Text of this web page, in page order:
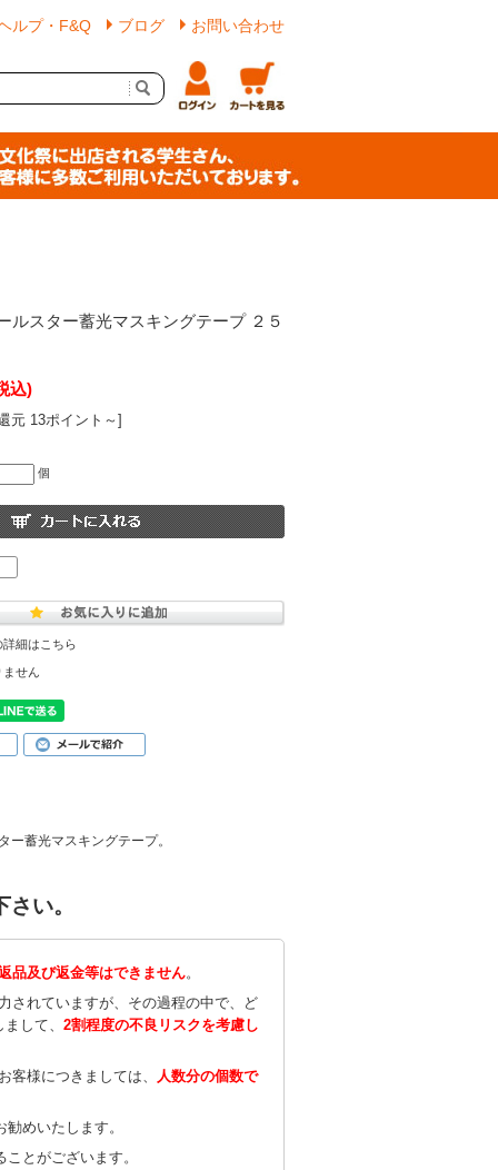
ルプ・F&Q ブログ お問い合わせ
ルスター蓄光マスキングテープ ２５
込)
元 13ポイント～]
個
細はこちら
ません
蓄光マスキングテープ。
い。
品及び返金等はできません。
されていますが、その過程の中で、ど
まして、2割程度の不良リスクを考慮し
様につきましては、 人数分の個数で
勧めいたします。
とがございます。